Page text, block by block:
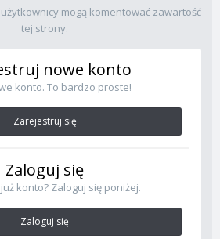
mogą komentować zawartość
tej strony.
nowe konto
konto. To bardzo proste!
Zarejestruj się
Zaloguj się
konto? Zaloguj się poniżej.
Zaloguj się